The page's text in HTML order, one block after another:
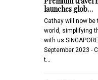
launches glob…
Cathay will now
world, simplifying
with us
September 2023 -
t…